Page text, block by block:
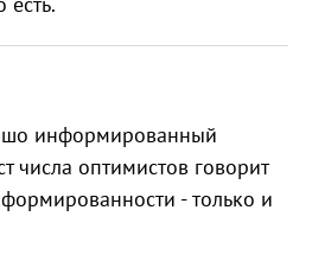
информированный
числа оптимистов говорит
- только и